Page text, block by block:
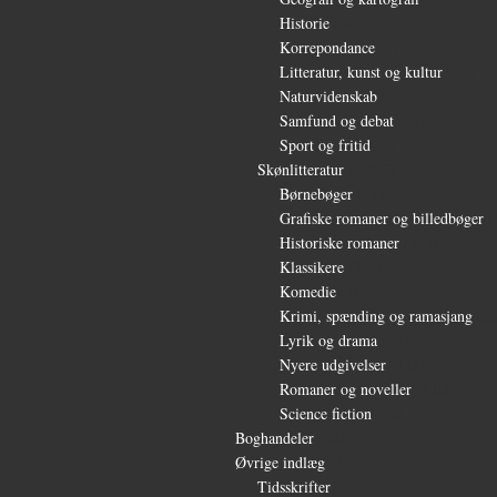
Historie
Korrepondance
Litteratur, kunst og kultur
Naturvidenskab
Samfund og debat
Sport og fritid
Skønlitteratur
Børnebøger
Grafiske romaner og billedbøger
Historiske romaner
Klassikere
Komedie
Krimi, spænding og ramasjang
Lyrik og drama
Nyere udgivelser
Romaner og noveller
Science fiction
Boghandeler
Øvrige indlæg
Tidsskrifter